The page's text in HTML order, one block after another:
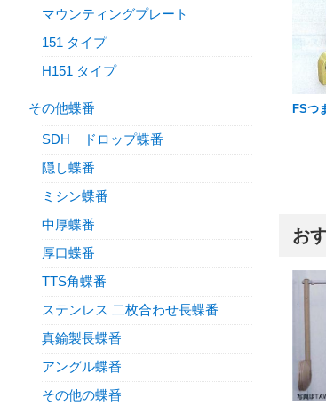
FSつ
お
マウンティングプレート
151 タイプ
H151 タイプ
その他蝶番
SDH ドロップ蝶番
隠し蝶番
ミシン蝶番
中厚蝶番
厚口蝶番
TTS角蝶番
ステンレス 二枚合わせ長蝶番
真鍮製長蝶番
アングル蝶番
その他の蝶番